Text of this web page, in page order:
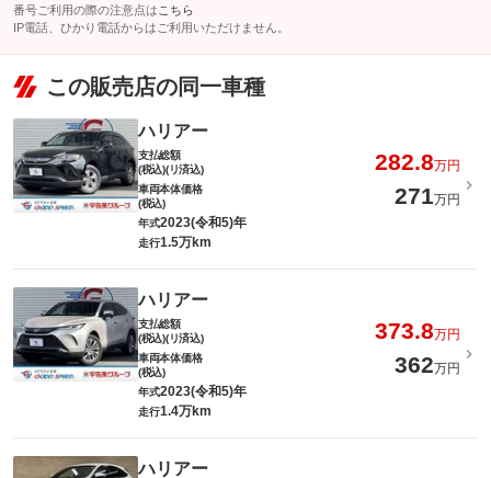
番号ご利用の際の注意点は こちら
IP電話、ひかり電話からはご利用いただけません。
この販売店の同一車種
ハリアー
支払総額
(税込)(リ済込)
282.8万円
車両本体価格
(税込)
271万円
年式2023(令和5)年
走行1.5万km
ハリアー
支払総額
(税込)(リ済込)
373.8万円
車両本体価格
(税込)
362万円
年式2023(令和5)年
走行1.4万km
ハリアー